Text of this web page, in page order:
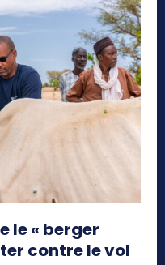
le « berger
contre le vol